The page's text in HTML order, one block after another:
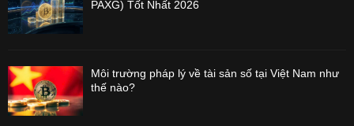
PAXG) Tốt Nhất 2026
Môi trường pháp lý về tài sản số tại Việt Nam như
thế nào?